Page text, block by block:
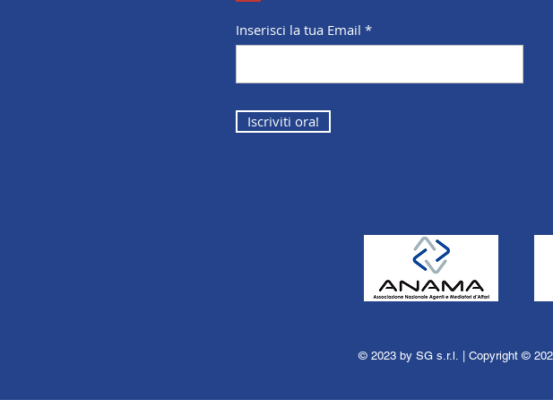
Inserisci la tua Email
Iscriviti ora!
© 2023 by SG s.r.l. | Copyright ©